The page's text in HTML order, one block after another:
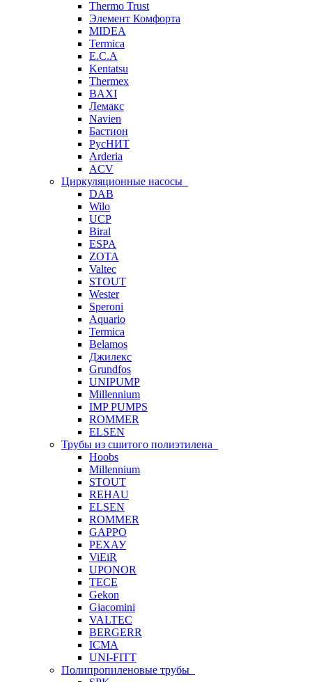
Thermo Trust
Элемент Комфорта
MIDEA
Termica
E.C.A
Kentatsu
Thermex
BAXI
Лемакс
Navien
Бастион
РусНИТ
Arderia
ACV
Циркуляционные насосы
DAB
Wilo
UCP
Biral
ESPA
ZOTA
Valtec
STOUT
Wester
Speroni
Aquario
Termica
Belamos
Джилекс
Grundfos
UNIPUMP
Millennium
IMP PUMPS
ROMMER
ELSEN
Трубы из сшитого полиэтилена
Hoobs
Millennium
STOUT
REHAU
ELSEN
ROMMER
GAPPO
РЕХАУ
ViEiR
UPONOR
TECE
Gekon
Giacomini
VALTEC
BERGERR
ICMA
UNI-FITT
Полипропиленовые трубы